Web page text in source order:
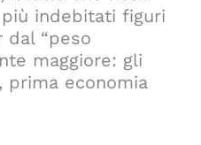
indebitati figuri
dal “peso
maggiore: gli
prima economia